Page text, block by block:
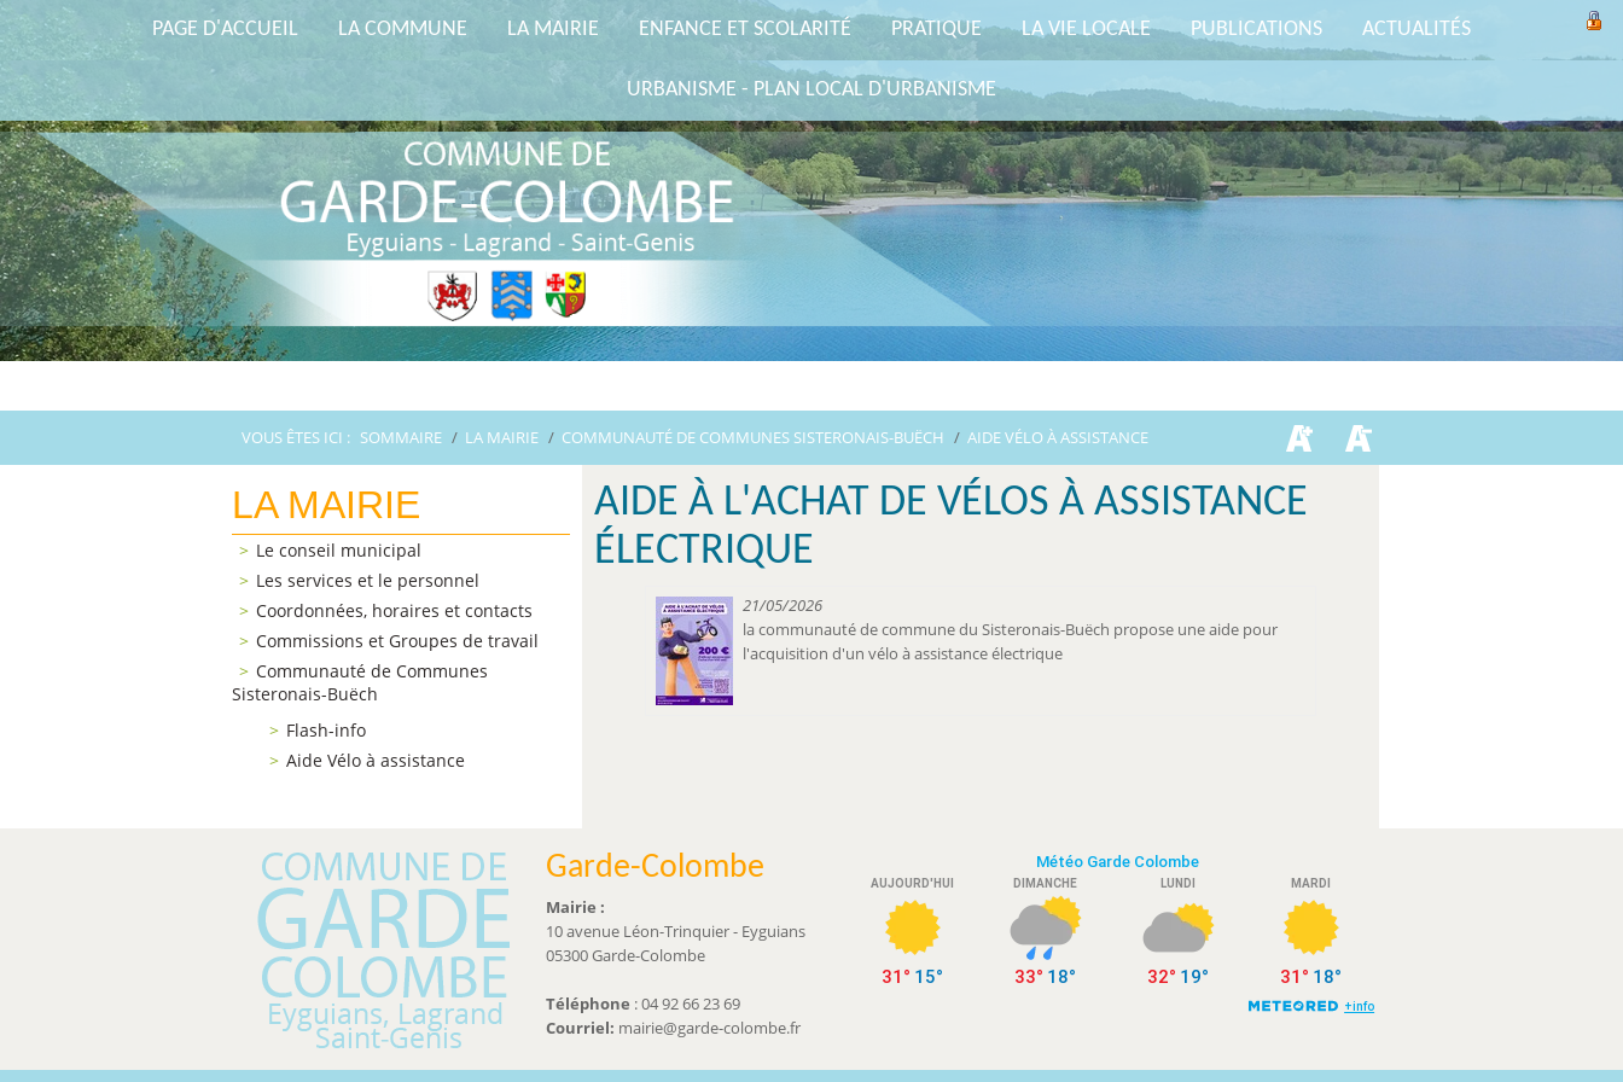
PAGE D'ACCUEIL LA COMMUNE LA MAIRIE ENFANCE ET SCOLARITÉ PRATIQUE LA VIE LOCALE PUBLICATIONS ACTUALITÉS
URBANISME - PLAN LOCAL D'URBANISME
VOUS ÊTES ICI : SOMMAIRE / LA MAIRIE / COMMUNAUTÉ DE COMMUNES SISTERONAIS-BUËCH / AIDE VÉLO À ASSISTANCE
LA MAIRIE
Le conseil municipal
Les services et le personnel
Coordonnées, horaires et contacts
Commissions et Groupes de travail
Communauté de Communes
Sisteronais-Buëch
Flash-info
Aide Vélo à assistance
AIDE À L'ACHAT DE VÉLOS À ASSISTANCE
ÉLECTRIQUE
21/05/2026
la communauté de commune du Sisteronais-Buëch propose une aide pour
l'acquisition d'un vélo à assistance électrique
Garde-Colombe
Mairie :
10 avenue Léon-Trinquier - Eyguians
05300 Garde-Colombe
Téléphone : 04 92 66 23 69
Courriel: mairie@garde-colombe.fr